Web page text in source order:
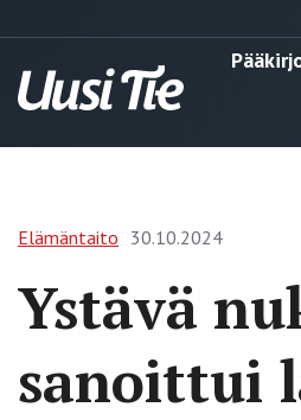
Elämäntaito 30.10.2024
Ystävä
sanoittui